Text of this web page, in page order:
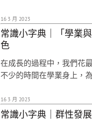
16 3 月 2023
常識小字典｜「學業
色
在成長的過程中，我們花
不少的時間在學業身上，
16 3 月 2023
常識小字典｜群性發